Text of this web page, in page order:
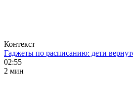
Контекст
Гаджеты по расписанию: дети
02:55
2 мин